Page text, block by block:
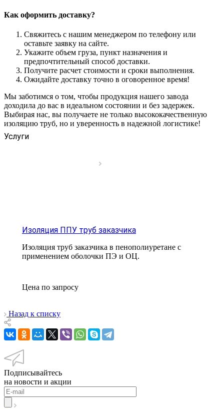
Как оформить доставку?
Свяжитесь с нашим менеджером по телефону или
оставьте заявку на сайте.
Укажите объем груза, пункт назначения и
предпочтительный способ доставки.
Получите расчет стоимости и сроки выполнения.
Ожидайте доставку точно в оговоренное время!
Мы заботимся о том, чтобы продукция нашего завода
доходила до вас в идеальном состоянии и без задержек.
Выбирая нас, вы получаете не только высококачественную
изоляцию труб, но и уверенность в надежной логистике!
Услуги
Изоляция ППУ труб заказчика
Изоляция труб заказчика в пенополиуретане с
применением оболочки ПЭ и ОЦ.
Цена по запросу
Назад к списку
Подписывайтесь
на новости и акции